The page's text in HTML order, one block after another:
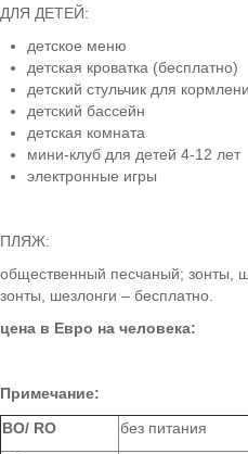
ДЛЯ ДЕТЕЙ:
детское меню
детская кроватка (бесплатно)
детский стульчик для
детский бассейн
детская комната
мини-клуб для детей 4-12 лет
электронные игры
ПЛЯЖ:
общественный песчаный; зонты,
зонты, шезлонги – бесплатно.
цена в Евро на человека:
Примечание:
ВО/ RO
без питания